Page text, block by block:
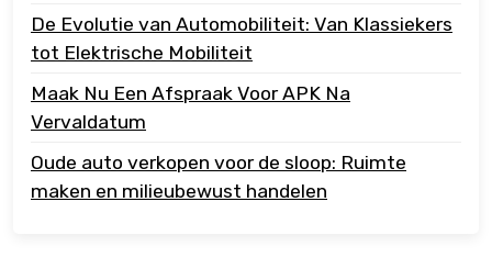
De Evolutie van Automobiliteit: Van Klassiekers
tot Elektrische Mobiliteit
Maak Nu Een Afspraak Voor APK Na
Vervaldatum
Oude auto verkopen voor de sloop: Ruimte
maken en milieubewust handelen